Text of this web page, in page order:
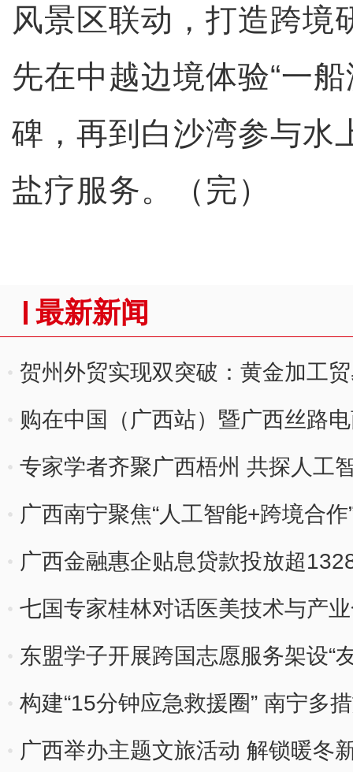
风景区联动，打造跨境
先在中越边境体验“一
碑，再到白沙湾参与水
盐疗服务。（完）
最新新闻
贺州外贸实现双突破：黄金加工贸
热”
购在中国（广西站）暨广西丝路
专家学者齐聚广西梧州 共探人工
广西南宁聚焦“人工智能+跨境合
广西金融惠企贴息贷款投放超
体
七国专家桂林对话医美技术与产
东盟学子开展跨国志愿服务架设“
构建“15分钟应急救援圈” 南宁多
广西举办主题文旅活动 解锁暖冬